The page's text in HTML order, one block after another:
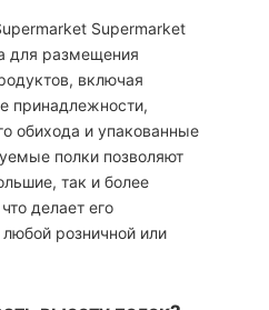
Supermarket
для размещения
включая
принадлежности,
обихода и упакованные
полки позволяют
так и более
делает его
розничной или